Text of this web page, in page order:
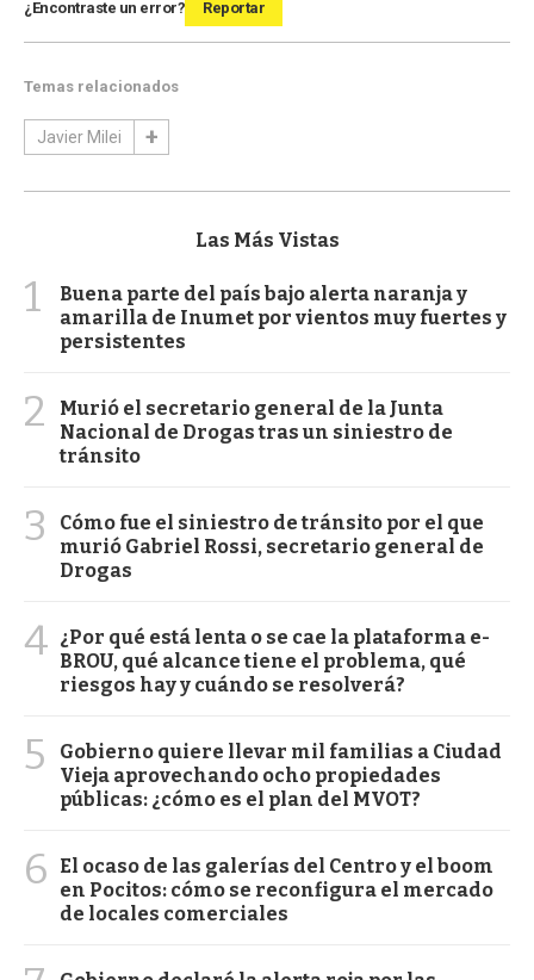
¿Encontraste un error? Reportar
Temas relacionados
Javier Milei
Las Más Vistas
1
Buena parte del país bajo alerta naranja y
amarilla de Inumet por vientos muy fuertes y
persistentes
2
Murió el secretario general de la Junta
Nacional de Drogas tras un siniestro de
tránsito
3
Cómo fue el siniestro de tránsito por el que
murió Gabriel Rossi, secretario general de
Drogas
4 ¿Por qué está lenta o se cae la plataforma e-
BROU, qué alcance tiene el problema, qué
riesgos hay y cuándo se resolverá?
5
Gobierno quiere llevar mil familias a Ciudad
Vieja aprovechando ocho propiedades
públicas: ¿cómo es el plan del MVOT?
6
El ocaso de las galerías del Centro y el boom
en Pocitos: cómo se reconfigura el mercado
de locales comerciales